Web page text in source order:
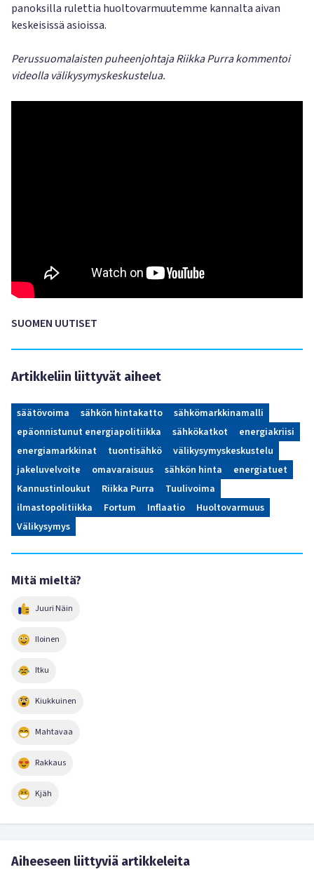
panoksilla rulettia huoltovarmuutemme kannalta aivan
keskeisissä asioissa.
Perussuomalaisten puheenjohtaja Riikka Purra kommentoi
videolla välikysymyskeskustelua.
SUOMEN UUTISET
Artikkeliin liittyvät aiheet
säätövoima sähkön hintakatto
sähkömarkkinamalli
epäonnistunut energiapolitiikka
sähkökatkot
energiakriisi
energiamarkkinat
tuontisähkö
välikysymyskeskustelu
jakeluvelvoite
omavaraisuus sähkön hinta
energiatuet
Kannustinloukut
Riikka Purra
Tuulivoima
ilmastopolitiikka
Fortum Inflaatio
Huoltovarmuus
Välikysymys
Mitä mieltä?
Juuri Näin
Iloinen
Itku
Kiukkuinen
Mahtavaa
Rakkaus
Kjäh
Aiheeseen liittyviä artikkeleita